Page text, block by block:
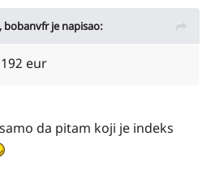
bobanvfrje napisao:
eur
da pitam koji je indeks